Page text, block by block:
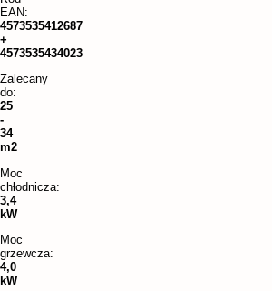
EAN:
4573535412687
+
4573535434023
Zalecany
do:
25
-
34
m2
Moc
chłodnicza:
3,4
kW
Moc
grzewcza:
4,0
kW